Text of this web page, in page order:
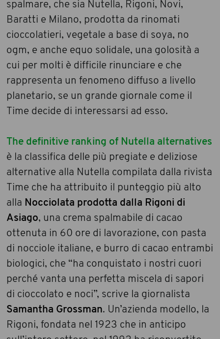
spalmare, che sia Nutella, Rigoni, Novi,
Baratti e Milano, prodotta da rinomati
cioccolatieri, vegetale a base di soya, no
ogm, e anche equo solidale, una golosità a
cui per molti è difficile rinunciare e che
rappresenta un fenomeno diffuso a livello
planetario, se un grande giornale come il
Time decide di interessarsi ad esso.
The definitive ranking of Nutella alternatives
è la classifica delle più pregiate e deliziose
alternative alla Nutella compilata dalla rivista
Time che ha attribuito il punteggio più alto
alla Nocciolata prodotta dalla Rigoni di
Asiago, una crema spalmabile di cacao
ottenuta in 60 ore di lavorazione, con pasta
di nocciole italiane, e burro di cacao entrambi
biologici, che “ha conquistato i nostri cuori
perché vanta una perfetta miscela di sapori
di cioccolato e noci”, scrive la giornalista
Samantha Grossman. Un’azienda modello, la
Rigoni, fondata nel 1923 che in anticipo